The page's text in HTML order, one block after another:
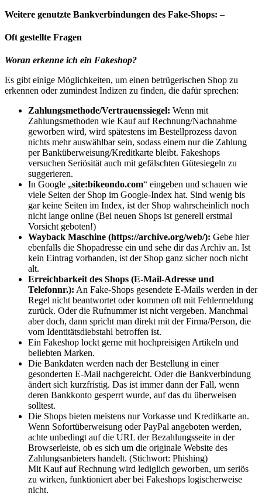
Weitere genutzte Bankverbindungen des Fake-Shops: –
Oft gestellte Fragen
Woran erkenne ich ein Fakeshop?
Es gibt einige Möglichkeiten, um einen betrügerischen Shop zu
erkennen oder zumindest Indizen zu finden, die dafür sprechen:
Zahlungsmethode/Vertrauenssiegel: Wenn mit
Zahlungsmethoden wie Kauf auf Rechnung/Nachnahme
geworben wird, wird spätestens im Bestellprozess davon
nichts mehr auswählbar sein, sodass einem nur die Zahlung
per Banküberweisung/Kreditkarte bleibt. Fakeshops
versuchen Seriösität auch mit gefälschten Gütesiegeln zu
suggerieren.
In Google „site:bikeondo.com“ eingeben und schauen wie
viele Seiten der Shop im Google-Index hat. Sind wenig bis
gar keine Seiten im Index, ist der Shop wahrscheinlich noch
nicht lange online (Bei neuen Shops ist generell erstmal
Vorsicht geboten!)
Wayback Maschine (https://archive.org/web/): Gebe hier
ebenfalls die Shopadresse ein und sehe dir das Archiv an. Ist
kein Eintrag vorhanden, ist der Shop ganz sicher noch nicht
alt.
Erreichbarkeit des Shops (E-Mail-Adresse und
Telefonnr.): An Fake-Shops gesendete E-Mails werden in der
Regel nicht beantwortet oder kommen oft mit Fehlermeldung
zurück. Oder die Rufnummer ist nicht vergeben. Manchmal
aber doch, dann spricht man direkt mit der Firma/Person, die
vom Identitätsdiebstahl betroffen ist.
Ein Fakeshop lockt gerne mit hochpreisigen Artikeln und
beliebten Marken.
Die Bankdaten werden nach der Bestellung in einer
gesonderten E-Mail nachgereicht. Oder die Bankverbindung
ändert sich kurzfristig. Das ist immer dann der Fall, wenn
deren Bankkonto gesperrt wurde, auf das du überweisen
solltest.
Die Shops bieten meistens nur Vorkasse und Kreditkarte an.
Wenn Sofortüberweisung oder PayPal angeboten werden,
achte unbedingt auf die URL der Bezahlungsseite in der
Browserleiste, ob es sich um die originale Website des
Zahlungsanbieters handelt. (Stichwort: Phishing)
Mit Kauf auf Rechnung wird lediglich geworben, um seriös
zu wirken, funktioniert aber bei Fakeshops logischerweise
nicht.